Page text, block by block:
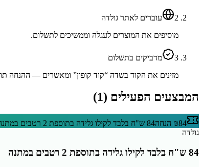
2
עוברים לאתר גולדה
מוסיפים את המוצרים לעגלה וממשיכים לתשלום.
3
מדביקים בתשלום
מזינים את הקוד בשדה “קוד קופון” ומאשרים — ההנחה
המבצעים הפעילים (1
)
₪84 הנחה 84 ש"ח בלבד לקילו גלידה בתוספת 2 רטבים במתנה
גולדה
84 ש"ח בלבד לקילו גלידה בתוספת 2 רטבים במתנה